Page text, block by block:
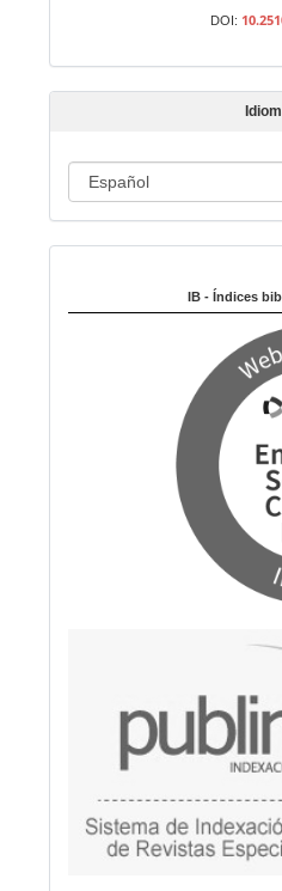
t
í
o
DOI:
d
m
IB - Índices